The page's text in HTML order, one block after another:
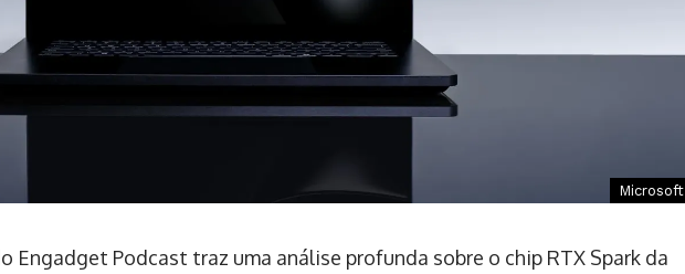
Microsoft
Engadget Podcast traz uma análise profunda sobre o chip RTX Spark da